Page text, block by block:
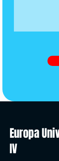
Europa
IV